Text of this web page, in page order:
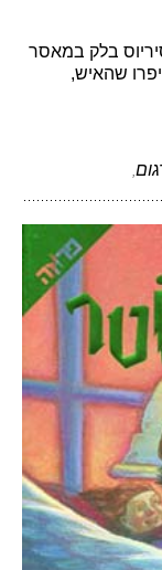
סיריוס בלק במאסר
שהאיש,
,